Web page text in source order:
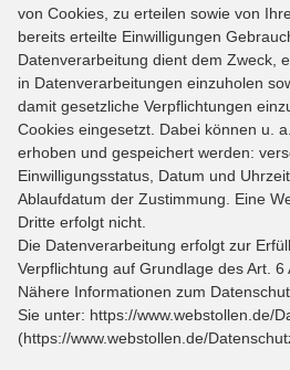
von Cookies, zu erteilen sowie von
bereits erteilte Einwilligungen
Datenverarbeitung dient dem Zweck,
in Datenverarbeitungen einzuholen
damit gesetzliche Verpflichtungen
Cookies eingesetzt. Dabei können u.
erhoben und gespeichert werden:
Einwilligungsstatus, Datum und
Ablaufdatum der Zustimmung. Eine
Dritte erfolgt nicht.
Die Datenverarbeitung erfolgt zur
Verpflichtung auf Grundlage des Art. 6
Nähere Informationen zum
Sie unter: https://www.webstollen.de/
(https://www.webstollen.de/